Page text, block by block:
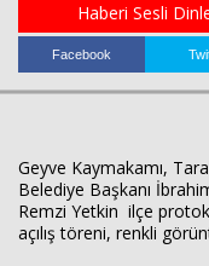
Haberi Sesli
Facebook
Geyve Kaymakamı,
Belediye Başkanı
Remzi Yetkin ilçe
açılış töreni, renkli